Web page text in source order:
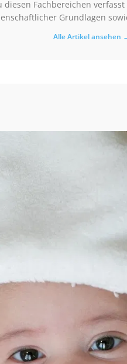
diesen Fachbereichen
Grundlagen
Alle Artikel ansehen